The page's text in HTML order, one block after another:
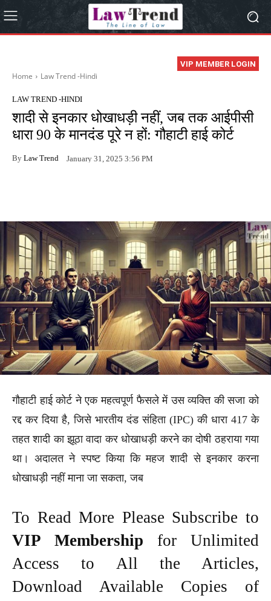
VIP MEMBER LOGIN
Home Law Trend -Hindi
LAW TREND -HINDI
शादी से इनकार धोखाधड़ी नहीं, जब तक आईपीसी
धारा 90 के मानदंड पूरे न हों: गौहाटी हाई कोर्ट
By Law Trend January 31, 2025 3:56 PM
गौहाटी हाई कोर्ट ने एक महत्वपूर्ण फैसले में उस व्यक्ति की सजा को
रद्द कर दिया है, जिसे भारतीय दंड संहिता (IPC) की धारा 417 के
तहत शादी का झूठा वादा कर धोखाधड़ी करने का दोषी ठहराया गया
था। अदालत ने स्पष्ट किया कि महज शादी से इनकार करना
धोखाधड़ी नहीं माना जा सकता, जब
To Read More Please Subscribe to
VIP Membership for Unlimited
Access to All the Articles,
Download Available Copies of